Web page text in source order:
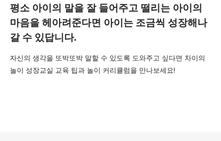
평소 아이의 말을 잘 들어주고 떨리는 아이의
마음을 헤아려준다면 아이는 조금씩 성장해나
갈 수 있답니다.
자신의 생각을 또박또박 말할 수 있도록 도와주고 싶다면 차이의
놀이 성장교실 교육 팁과 놀이 커리큘럼을 만나보세요!